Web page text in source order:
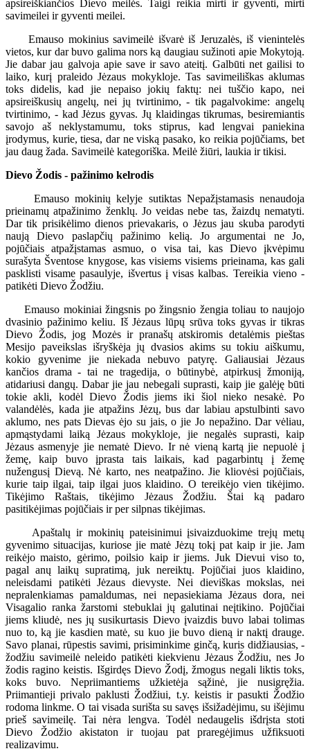
apsireiškiančios Dievo meilės. Taigi reikia mirti ir gyventi, mirti
savimeilei ir gyventi meilei.
Emauso mokinius savimeilė išvarė iš Jeruzalės, iš vienintelės
vietos, kur dar buvo galima nors ką daugiau sužinoti apie Mokytoją.
Jie dabar jau galvoja apie save ir savo ateitį. Galbūti net gailisi to
laiko, kurį praleido Jėzaus mokykloje. Tas savimeiliškas aklumas
toks didelis, kad jie nepaiso jokių faktų: nei tuščio kapo, nei
apsireiškusių angelų, nei jų tvirtinimo, - tik pagalvokime: angelų
tvirtinimo, - kad Jėzus gyvas. Jų klaidingas tikrumas, besiremiantis
savojo aš neklystamumu, toks stiprus, kad lengvai paniekina
įrodymus, kurie, tiesa, dar ne viską pasako, ko reikia pojūčiams, bet
jau daug žada. Savimeilė kategoriška. Meilė žiūri, laukia ir tikisi.
Dievo Žodis - pažinimo kelrodis
Emauso mokinių kelyje sutiktas Nepažįstamasis nenaudoja
prieinamų atpažinimo ženklų. Jo veidas nebe tas, žaizdų nematyti.
Dar tik prisikėlimo dienos prievakaris, o Jėzus jau skuba parodyti
naują Dievo paslapčių pažinimo kelią. Jo argumentai ne Jo,
pojūčiais atpažįstamas asmuo, o visa tai, kas Dievo įkvėpimu
surašyta Šventose knygose, kas visiems visiems prieinama, kas gali
pasklisti visame pasaulyje, išvertus į visas kalbas. Tereikia vieno -
patikėti Dievo Žodžiu.
Emauso mokiniai žingsnis po žingsnio žengia toliau to naujojo
dvasinio pažinimo keliu. Iš Jėzaus lūpų srūva toks gyvas ir tikras
Dievo Žodis, jog Mozės ir pranašų atskiromis detalėmis pieštas
Mesijo paveikslas išryškėja jų dvasios akims su tokiu aiškumu,
kokio gyvenime jie niekada nebuvo patyrę. Galiausiai Jėzaus
kančios drama - tai ne tragedija, o būtinybė, atpirkusį žmoniją,
atidariusi dangų. Dabar jie jau nebegali suprasti, kaip jie galėję būti
tokie akli, kodėl Dievo Žodis jiems iki šiol nieko nesakė. Po
valandėlės, kada jie atpažins Jėzų, bus dar labiau apstulbinti savo
aklumo, nes pats Dievas ėjo su jais, o jie Jo nepažino. Dar vėliau,
apmąstydami laiką Jėzaus mokykloje, jie negalės suprasti, kaip
Jėzaus asmenyje jie nematė Dievo. Ir nė vieną kartą jie nepuolė į
žemę, kaip buvo įprasta tais laikais, kad pagarbintų į žemę
nužengusį Dievą. Nė karto, nes neatpažino. Jie kliovėsi pojūčiais,
kurie taip ilgai, taip ilgai juos klaidino. O tereikėjo vien tikėjimo.
Tikėjimo Raštais, tikėjimo Jėzaus Žodžiu. Štai ką padaro
pasitikėjimas pojūčiais ir per silpnas tikėjimas.
Apaštalų ir mokinių pateisinimui įsivaizduokime trejų metų
gyvenimo situacijas, kuriose jie matė Jėzų tokį pat kaip ir jie. Jam
reikėjo maisto, gėrimo, poilsio kaip ir jiems. Juk Dievui viso to,
pagal anų laikų supratimą, juk nereiktų. Pojūčiai juos klaidino,
neleisdami patikėti Jėzaus dievyste. Nei dieviškas mokslas, nei
nepralenkiamas pamaldumas, nei nepasiekiama Jėzaus dora, nei
Visagalio ranka žarstomi stebuklai jų galutinai neįtikino. Pojūčiai
jiems kliudė, nes jų susikurtasis Dievo įvaizdis buvo labai tolimas
nuo to, ką jie kasdien matė, su kuo jie buvo dieną ir naktį drauge.
Savo planai, rūpestis savimi, prisiminkime ginčą, kuris didžiausias, -
žodžiu savimeilė neleido patikėti kiekvienu Jėzaus Žodžiu, nes Jo
žodis ragino keistis. Išgirdęs Dievo Žodį, žmogus negali liktis toks,
koks buvo. Nepriimantiems užkietėja sąžinė, jie nusigręžia.
Priimantieji privalo paklusti Žodžiui, t.y. keistis ir pasukti Žodžio
rodoma linkme. O tai visada surišta su savęs išsižadėjimu, su išėjimu
prieš savimeilę. Tai nėra lengva. Todėl nedaugelis išdrįsta stoti
Dievo Žodžio akistaton ir tuojau pat praregėjimus užfiksuoti
realizavimu.